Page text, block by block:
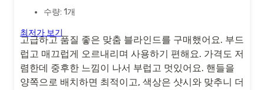
수량: 1개
최저가 보기
고급하고 품질 좋은 맞춤 블라인드를 구매했어요. 부드
럽고 매끄럽게 오르내리며 사용하기 편해요. 가격도 저
렴한데 중후한 느낌이 나서 부럽고 멋있어요. 핸들을
양쪽으로 배치하면 최적이고, 색상은 샷시와 맞추니 더